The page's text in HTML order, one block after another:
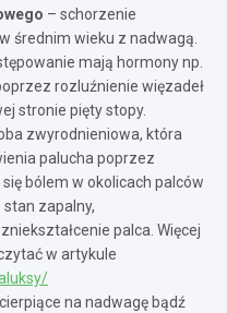
– schorzenie
średnim wieku z nadwagą.
mają hormony np.
rozluźnienie więzadeł
stronie pięty stopy.
zwyrodnieniowa, która
palucha poprzez
bólem w okolicach palców
zapalny,
palca. Więcej
w artykule
na nadwagę bądź